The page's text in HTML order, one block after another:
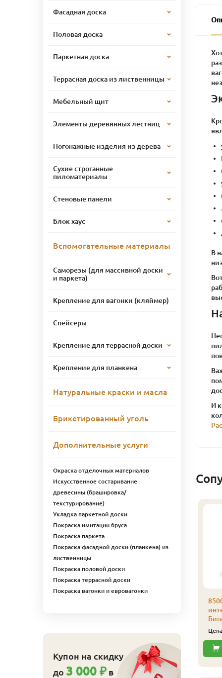
В
И
Цена
Фасадная доска
Половая доска
Паркетная доска
Террасная доска из лиственницы
Мебельный щит
Элементы деревянных лестниц
Погонажные изделия из дерева
Сухие строганные
пиломатериалы
Стеновые панели
Блок хаус
Вспомогательные материалы
Саморезы (для массивной доски
и паркета)
Крепление для вагонки (кляймер)
Спейсеры
Крепление для террасной доски
Крепление для планкена
Натуральные краски и масла
Брикетированный уголь
Дополнительные услуги
Окраска отделочных материалов
Искусственное состаривание
древесины (брашировка/
текстурирование)
Укладка паркетной доски
Покраска имитации бруса
Покраска паркета
Покраска фасадной доски (планкена) из
лиственницы
Покраска половой доски
Покраска террасной доски
Покраска вагонки и евровагонки
Купон на скидку
до 3 000 ₽ в